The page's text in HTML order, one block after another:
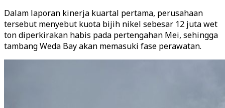
Dalam laporan kinerja kuartal pertama, perusahaan
tersebut menyebut kuota bijih nikel sebesar 12 juta wet
ton diperkirakan habis pada pertengahan Mei, sehingga
tambang Weda Bay akan memasuki fase perawatan.